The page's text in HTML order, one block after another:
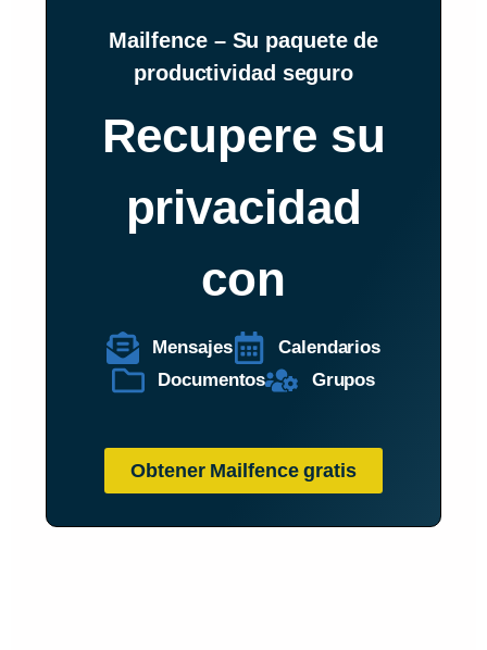
Mailfence – Su paquete de
productividad seguro
Recupere su
privacidad
con
Mensajes
Calendarios
Documentos
Grupos
Obtener Mailfence gratis